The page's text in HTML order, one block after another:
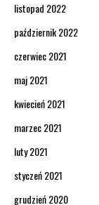
listopad 2022
październik 2022
czerwiec 2021
maj 2021
kwiecień 2021
marzec 2021
luty 2021
styczeń 2021
grudzień 2020